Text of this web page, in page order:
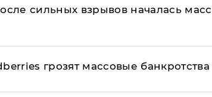
сильных взрывов началась
грозят массовые банкротства